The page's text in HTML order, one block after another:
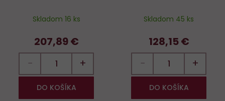
Skladom 16 ks
207,89 €
− +
DO KOŠÍKA
Skladom 45 ks
128,15 €
− +
DO KOŠÍKA